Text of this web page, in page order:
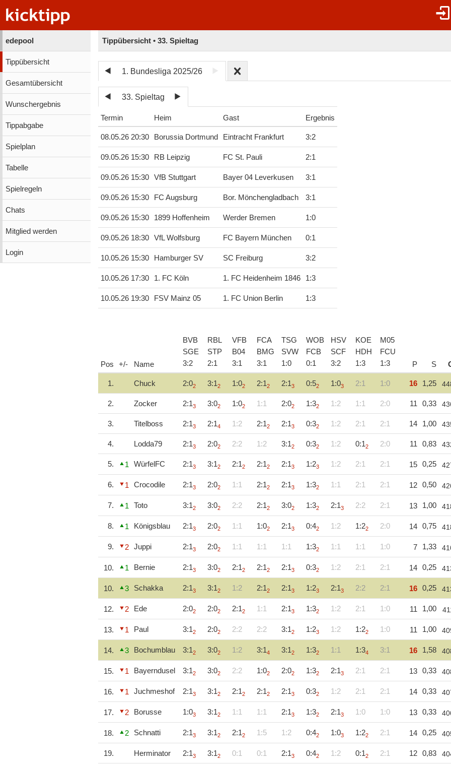
edepool
Tippübersicht
Gesamtübersicht
Wunschergebnis
Tippabgabe
Spielplan
Tabelle
Spielregeln
Chats
Mitglied werden
Login
Tippübersicht • 33. Spieltag
1. Bundesliga 2025/26
33. Spieltag
Termin Heim Gast Ergebnis
08.05.26 20:30 Borussia Dortmund Eintracht Frankfurt 3:2
09.05.26 15:30 RB Leipzig FC St. Pauli 2:1
09.05.26 15:30 VfB Stuttgart Bayer 04 Leverkusen 3:1
09.05.26 15:30 FC Augsburg Bor. Mönchengladbach 3:1
09.05.26 15:30 1899 Hoffenheim Werder Bremen 1:0
09.05.26 18:30 VfL Wolfsburg FC Bayern München 0:1
10.05.26 15:30 Hamburger SV SC Freiburg 3:2
10.05.26 17:30 1. FC Köln 1. FC Heidenheim 1846 1:3
10.05.26 19:30 FSV Mainz 05 1. FC Union Berlin 1:3
Pos +/- Name
BVB
SGE
3:2
RBL
STP
2:1
VFB
B04
3:1
FCA
BMG
3:1
TSG
SVW
1:0
WOB
FCB
0:1
HSV
SCF
3:2
KOE
HDH
1:3
M05
FCU
1:3 P S
1. Chuck 2:02 3:12 1:02 2:12 2:13 0:52 1:03 2:1 1:0 16 1,25
2. Zocker 2:13 3:02 1:02 1:1 2:02 1:32 1:2 1:1 2:0 11 0,33
3. Titelboss 2:13 2:14 1:2 2:12 2:13 0:32 1:2 2:1 2:1 14 1,00
4. Lodda79 2:13 2:02 2:2 1:2 3:12 0:32 1:2 0:12 2:0 11 0,83
5. 1 WürfelFC 2:13 3:12 2:12 2:12 2:13 1:23 1:2 2:1 2:1 15 0,25
6. 1 Crocodile 2:13 2:02 1:1 2:12 2:13 1:32 1:1 2:1 2:1 12 0,50
7. 1 Toto 3:12 3:02 2:2 2:12 3:02 1:32 2:13 2:2 2:1 13 1,00
8. 1 Königsblau 2:13 2:02 1:1 1:02 2:13 0:42 1:2 1:22 2:0 14 0,75
9. 2 Juppi 2:13 2:02 1:1 1:1 1:1 1:32 1:1 1:1 1:0 7 1,33
10. 1 Bernie 2:13 3:02 2:12 2:12 2:13 0:32 1:2 2:1 2:1 14 0,25
10. 3 Schakka 2:13 3:12 1:2 2:12 2:13 1:23 2:13 2:2 2:1 16 0,25
12. 2 Ede 2:02 2:02 2:12 1:1 2:13 1:32 1:2 2:1 1:0 11 1,00
13. 1 Paul 3:12 2:02 2:2 2:2 3:12 1:23 1:2 1:22 1:0 11 1,00
14. 3 Bochumblau 3:12 3:02 1:2 3:14 3:12 1:32 1:1 1:34 3:1 16 1,58
15. 1 Bayerndusel 3:12 3:02 2:2 1:02 2:02 1:32 2:13 2:1 2:1 13 0,33
16. 1 Juchmeshof 2:13 3:12 2:12 2:12 2:13 0:32 1:2 2:1 2:1 14 0,33
17. 2 Borusse 1:03 3:12 1:1 1:1 2:13 1:32 2:13 1:0 1:0 13 0,33
18. 2 Schnatti 2:13 3:12 2:12 1:5 1:2 0:42 1:03 1:22 2:1 14 0,25
19. Herminator 2:13 3:12 0:1 0:1 2:13 0:42 1:2 0:12 2:1 12 0,83